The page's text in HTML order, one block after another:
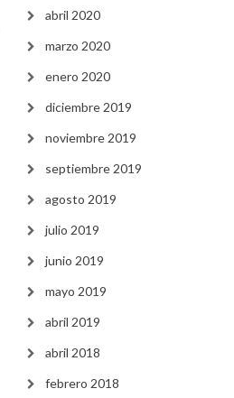
abril 2020
marzo 2020
enero 2020
diciembre 2019
noviembre 2019
septiembre 2019
agosto 2019
julio 2019
junio 2019
mayo 2019
abril 2019
abril 2018
febrero 2018